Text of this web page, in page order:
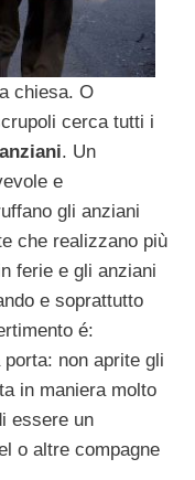
chiesa. O
cerca tutti i
. Un
e
gli anziani
che realizzano più
ferie e gli anziani
e soprattutto
é:
non aprite gli
in maniera molto
essere un
o altre compagne